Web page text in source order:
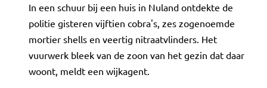
In een schuur bij een huis in Nuland ontdekte de
politie gisteren vijftien cobra's, zes zogenoemde
mortier shells en veertig nitraatvlinders. Het
vuurwerk bleek van de zoon van het gezin dat daar
woont, meldt een wijkagent.